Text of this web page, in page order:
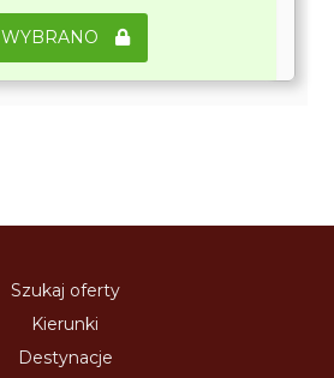
WYBRANO
Szukaj oferty
Kierunki
Destynacje